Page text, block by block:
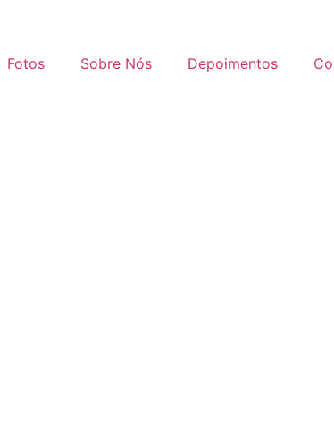
Fotos Sobre Nós Depoimentos